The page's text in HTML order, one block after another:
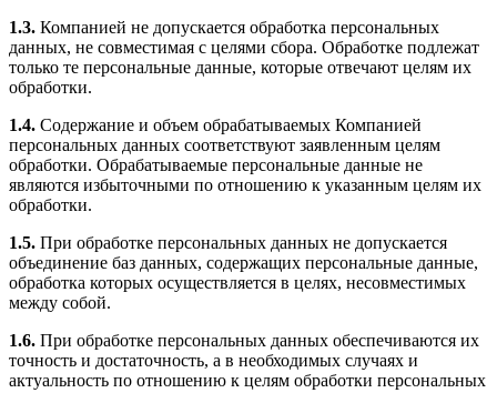
1.3. Компанией не допускается обработка персональных
данных, не совместимая с целями сбора. Обработке подлежат
только те персональные данные, которые отвечают целям их
обработки.
1.4. Содержание и объем обрабатываемых Компанией
персональных данных соответствуют заявленным целям
обработки. Обрабатываемые персональные данные не
являются избыточными по отношению к указанным целям их
обработки.
1.5. При обработке персональных данных не допускается
объединение баз данных, содержащих персональные данные,
обработка которых осуществляется в целях, несовместимых
между собой.
1.6. При обработке персональных данных обеспечиваются их
точность и достаточность, а в необходимых случаях и
актуальность по отношению к целям обработки персональных